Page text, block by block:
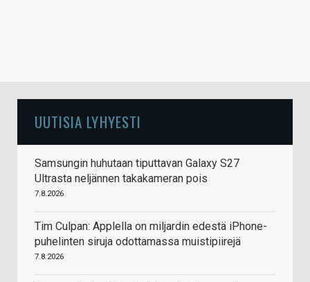
UUTISIA LYHYESTI
Samsungin huhutaan tiputtavan Galaxy S27
Ultrasta neljännen takakameran pois
7.8.2026
Tim Culpan: Applella on miljardin edestä iPhone-
puhelinten siruja odottamassa muistipiirejä
7.8.2026